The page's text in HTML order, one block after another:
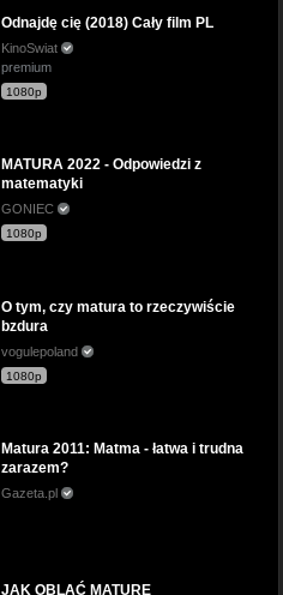
Odnajdę cię (2018) Cały film PL
KinoSwiat
premium
1080p
MATURA 2022 - Odpowiedzi z
matematyki
GONIEC
1080p
O tym, czy matura to rzeczywiście
bzdura
vogulepoland
1080p
Matura 2011: Matma - łatwa i trudna
zarazem?
Gazeta.pl
JAK OBLAĆ MATURĘ